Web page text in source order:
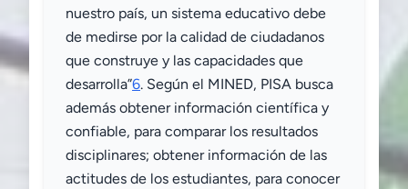
nuestro país, un sistema educativo debe
de medirse por la calidad de ciudadanos
que construye y las capacidades que
desarrolla”6. Según el MINED, PISA busca
además obtener información científica y
confiable, para comparar los resultados
disciplinares; obtener información de las
actitudes de los estudiantes, para conocer